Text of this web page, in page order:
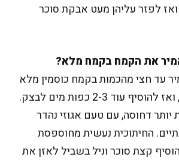
לפזר עליהן מעט אבקת סוכר
עד חצי מהכמות בקמח כוסמין מלא
או קמח חיטה מלא, ואז להוסיף עוד 2-3 כפות מים לבצק.
דחוסה, עם טעם אגוזי נהדר
החיתוכית נעשית מחוספסת
קצת סוכר וניל בשביל לאזן את